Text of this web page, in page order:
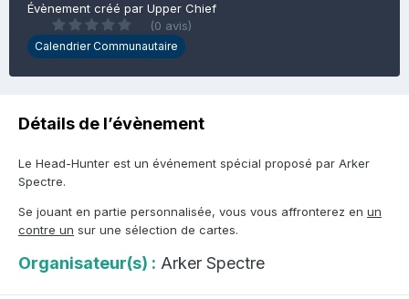
Évènement créé par Upper Chief
(0 avis)
Calendrier Communautaire
Détails de l’évènement
Le Head-Hunter est un événement spécial proposé par Arker
Spectre.
Se jouant en partie personnalisée, vous vous affronterez en un
contre un sur une sélection de cartes.
Organisateur(s) : Arker Spectre